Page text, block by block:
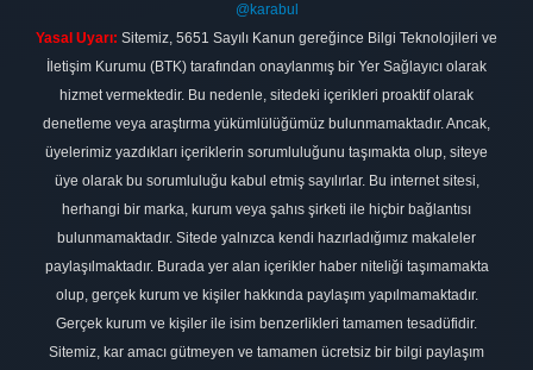
@karabul
Yasal Uyarı: Sitemiz, 5651 Sayılı Kanun gereğince Bilgi Teknolojileri ve
İletişim Kurumu (BTK) tarafından onaylanmış bir Yer Sağlayıcı olarak
hizmet vermektedir. Bu nedenle, sitedeki içerikleri proaktif olarak
denetleme veya araştırma yükümlülüğümüz bulunmamaktadır. Ancak,
üyelerimiz yazdıkları içeriklerin sorumluluğunu taşımakta olup, siteye
üye olarak bu sorumluluğu kabul etmiş sayılırlar. Bu internet sitesi,
herhangi bir marka, kurum veya şahıs şirketi ile hiçbir bağlantısı
bulunmamaktadır. Sitede yalnızca kendi hazırladığımız makaleler
paylaşılmaktadır. Burada yer alan içerikler haber niteliği taşımamakta
olup, gerçek kurum ve kişiler hakkında paylaşım yapılmamaktadır.
Gerçek kurum ve kişiler ile isim benzerlikleri tamamen tesadüfidir.
Sitemiz, kar amacı gütmeyen ve tamamen ücretsiz bir bilgi paylaşım